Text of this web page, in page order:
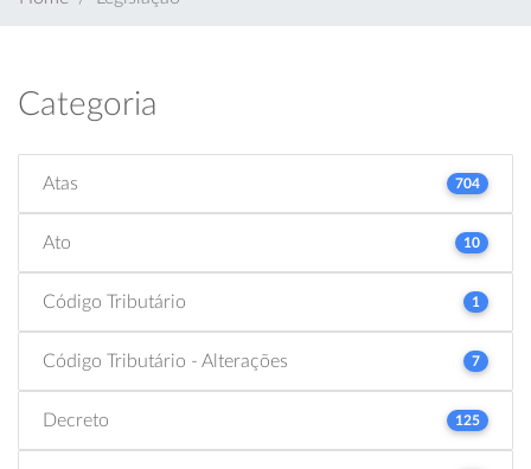
Categoria
Atas 704
Ato 10
Código Tributário 1
Código Tributário - Alterações 7
Decreto 125